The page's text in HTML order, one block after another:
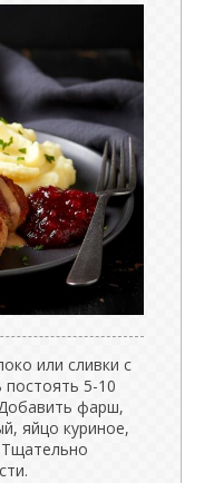
или сливки с
5-10
фарш,
яйцо куриное,
Тщательно